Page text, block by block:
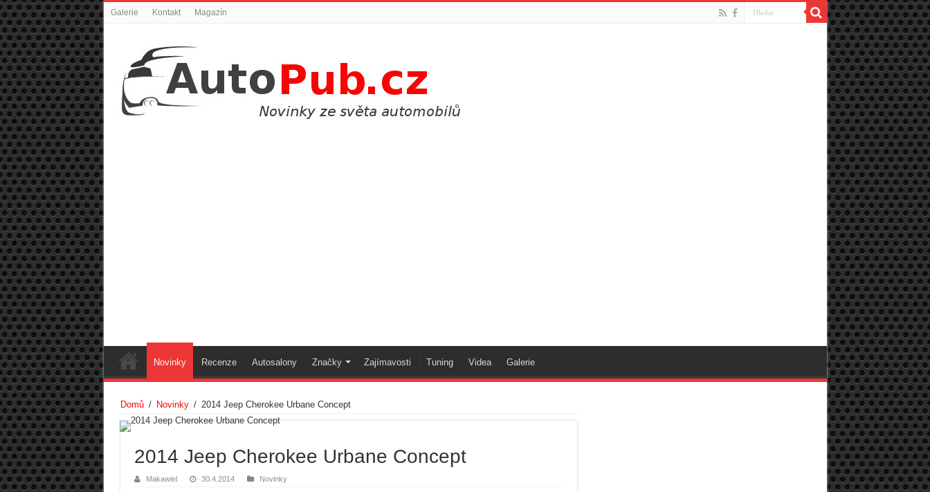
Galerie Kontakt Magazín
Novinky Recenze Autosalony Značky Zajímavosti Tuning Videa Galerie
Domů / Novinky / 2014 Jeep Cherokee Urbane Concept
2014 Jeep Cherokee Urbane Concept
Makawiel 30.4.2014 Novinky